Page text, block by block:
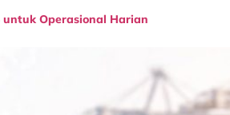
untuk Operasional Harian